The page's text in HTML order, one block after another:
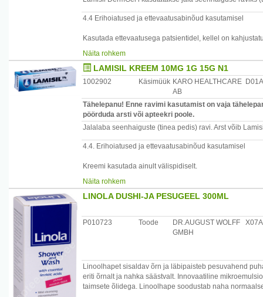
4.4 Erihoiatused ja ettevaatusabinõud kasutamisel
Kasutada ettevaatusega patsientidel, kellel on
Mitte kasutada näol.
Ainult välispidiseks kasutamiseks.
Võib olla silmadele ärritava toimega. Kui juhuslikult
hoolikalt loputada jooksva veega.
Hoida lastele kättesaamatus kohas.
Oluline teave abiainete suhtes
Lamisil Dermgel sisaldab butüülhüdroksütolueeni
(nt kontaktdermatiiti) või silmade ja limaskestade ärritust.
Näita rohkem
LAMISIL KREEM 10MG 1G 15G N1
1002902 Käsimüük KARO HEALTHCARE
AB
Tähelepanu! Enne ravimi kasutamist on vaja
pöörduda arsti või apteekri poole.
Jalalaba seenhaiguste (tinea pedis) ravi. Arst võib
4.4. Erihoiatused ja ettevaatusabinõud kasutamisel
Kreemi kasutada ainult välispidiselt.
hoolikalt puhta veega.
Hoida laste eest varjatud ja kättesaamatus kohas.
Oluline teave abiainete suhtes
Lamisil kreem sisaldab stearüülalkoholi, mis võib
Näita rohkem
LINOLA DUSHI-JA PESUGEEL 300ML
P010723 Toode
DR.AUGUST WOLFF
GMBH
X07A
Linoolhapet sisaldav õrn ja läbipaisteb pesuvahend
eriti õrnalt ja nahka säästvalt. Innovaatiline
taimsete õlidega. Linoolhape soodustab naha